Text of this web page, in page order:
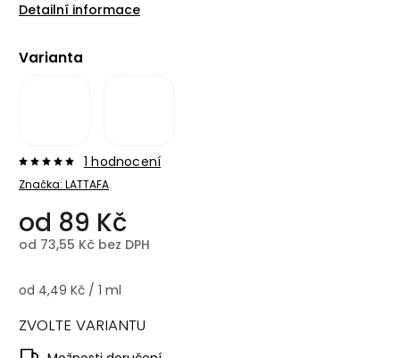
Detailní informace
Varianta
Značka: LATTAFA
1 hodnocení
od 89 Kč
od 73,55 Kč bez DPH
od 4,49 Kč / 1 ml
ZVOLTE VARIANTU